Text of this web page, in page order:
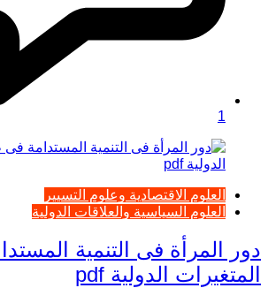
1
العلوم الاقتصادية وعلوم التسيير
العلوم السياسية والعلاقات الدولية
دور المرأة فى التنمية
المتغيرات الدولية pdf